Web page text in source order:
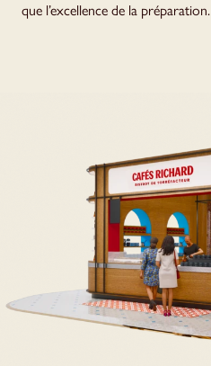
que l’excellence de la préparation.